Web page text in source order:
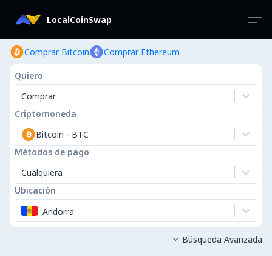
LocalCoinSwap
Comprar Bitcoin Comprar Ethereum
Quiero
Comprar
Criptomoneda
Bitcoin - BTC
Métodos de pago
Cualquiera
Ubicación
Andorra
 Búsqueda Avanzada